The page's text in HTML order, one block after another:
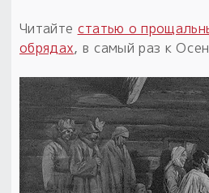
Узнать
Пыльный сундучок
большое обновление
Товары со скидкой
Читайте статью о
обрядах, в самый раз к